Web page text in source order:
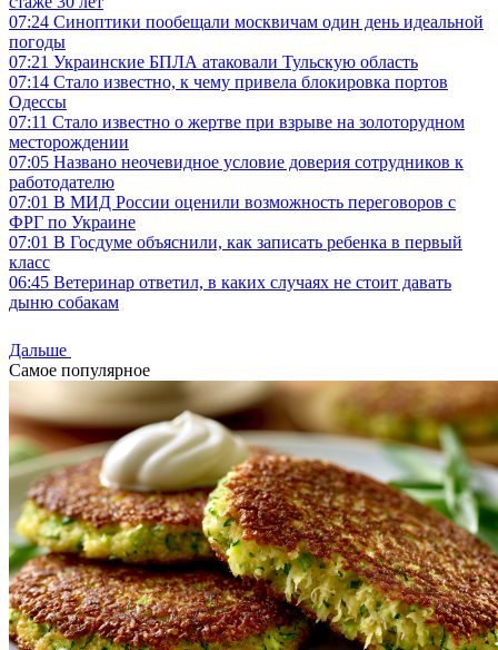
07:24 Синоптики пообещали москвичам один день идеальной
погоды
07:21 Украинские БПЛА атаковали Тульскую область
07:14 Стало известно, к чему привела блокировка портов
Одессы
07:11 Стало известно о жертве при взрыве на золоторудном
месторождении
07:05 Названо неочевидное условие доверия сотрудников к
работодателю
07:01 В МИД России оценили возможность переговоров с
ФРГ по Украине
07:01 В Госдуме объяснили, как записать ребенка в первый
класс
06:45 Ветеринар ответил, в каких случаях не стоит давать
дыню собакам
Дальше
Самое популярное